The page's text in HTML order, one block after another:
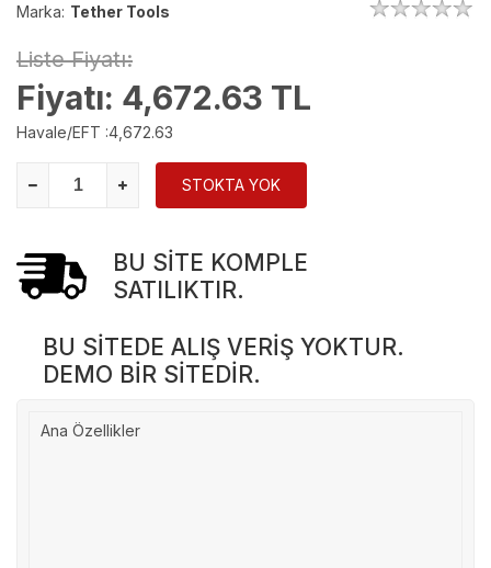
Marka: Tether Tools
Liste Fiyatı:
Fiyatı: 4,672.63 TL
Havale/EFT :4,672.63
STOKTA YOK
BU SİTE KOMPLE
SATILIKTIR.
BU SİTEDE ALIŞ VERİŞ YOKTUR.
DEMO BİR SİTEDİR.
Ana Özellikler